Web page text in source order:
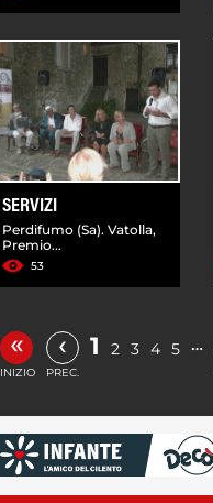
SERVIZI
Perdifumo (Sa). Vatolla,
Premio...
53
«
INIZIO
‹
PREC.
1 2 3 4 5 …